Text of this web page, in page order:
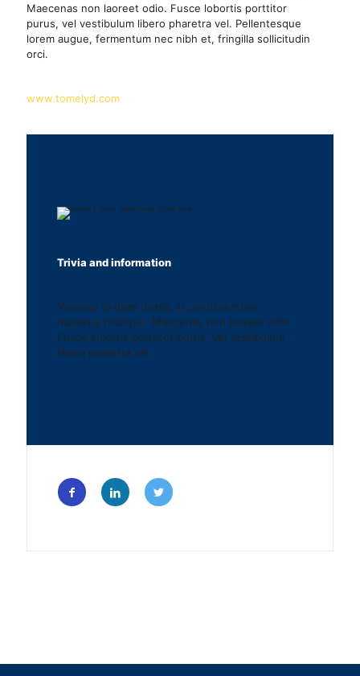
Maecenas non laoreet odio. Fusce lobortis porttitor
purus, vel vestibulum libero pharetra vel. Pellentesque
lorem augue, fermentum nec nibh et, fringilla sollicitudin
orci.
www.tomelyd.com
Trivia and information
Vivamus in diam turpis. In condimentum
maximus tristique. Maecenas non laoreet odio.
Fusce lobortis porttitor purus, vel vestibulum
libero pharetra vel.